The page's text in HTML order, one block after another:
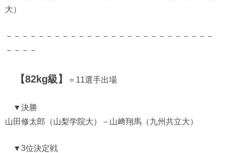
大）
－－－－－－－－－－－－－－－－－－－－－－－－－－
－－－－
【82kg級】 ＝11選手出場
▼決勝
山田修太郎（山梨学院大）－山﨑翔馬（九州共立大）
▼3位決定戦